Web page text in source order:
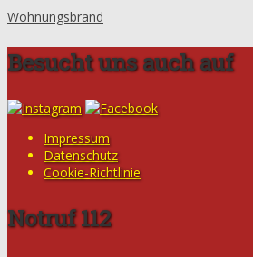
Wohnungsbrand
Besucht uns auch auf
Impressum
Datenschutz
Cookie-Richtlinie
Notruf 112